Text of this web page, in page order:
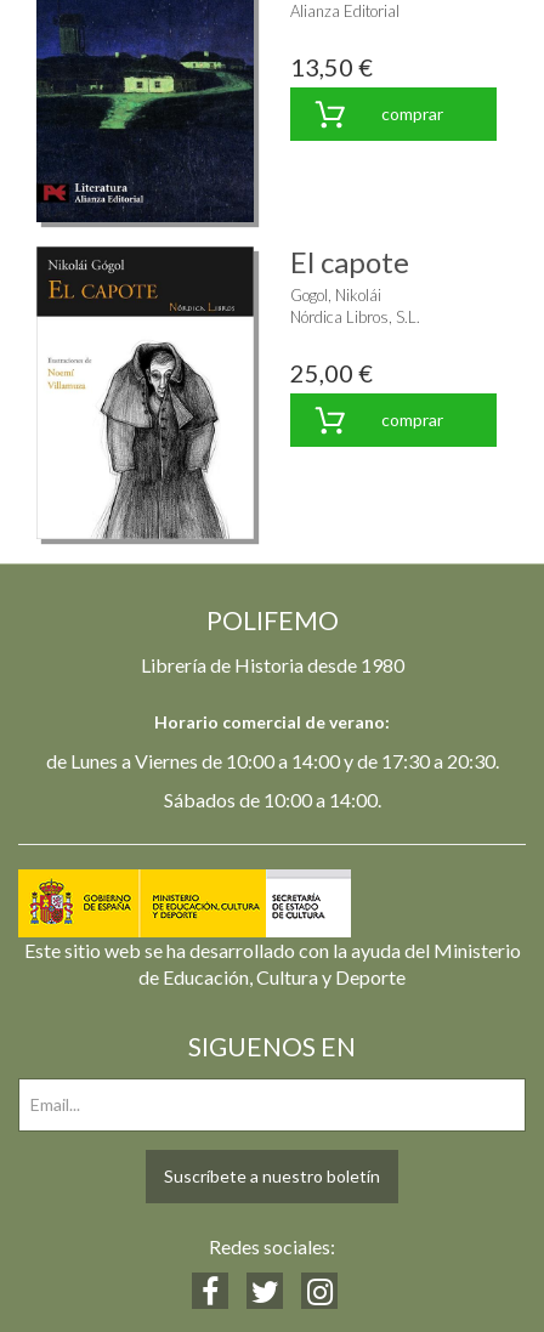
Alianza Editorial
13,50 €
comprar
El capote
Gogol, Nikolái
Nórdica Libros, S.L.
25,00 €
comprar
POLIFEMO
Librería de Historia desde 1980
Horario comercial de verano:
de Lunes a Viernes de 10:00 a 14:00 y de 17:30 a 20:30.
Sábados de 10:00 a 14:00.
Este sitio web se ha desarrollado con la ayuda del Ministerio
de Educación, Cultura y Deporte
SIGUENOS EN
Suscríbete a nuestro boletín
Redes sociales: